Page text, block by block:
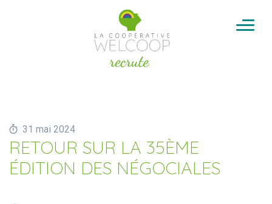
31 mai 2024
RETOUR SUR LA 35ÈME
ÉDITION DES NÉGOCIALES